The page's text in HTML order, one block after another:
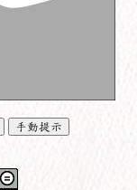
手動提示